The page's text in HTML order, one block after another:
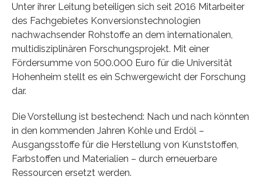
Unter ihrer Leitung beteiligen sich seit 2016 Mitarbeiter
des Fachgebietes Konversionstechnologien
nachwachsender Rohstoffe an dem internationalen,
multidisziplinären Forschungsprojekt. Mit einer
Fördersumme von 500.000 Euro für die Universität
Hohenheim stellt es ein Schwergewicht der Forschung
dar.
Die Vorstellung ist bestechend: Nach und nach könnten
in den kommenden Jahren Kohle und Erdöl –
Ausgangsstoffe für die Herstellung von Kunststoffen,
Farbstoffen und Materialien – durch erneuerbare
Ressourcen ersetzt werden.